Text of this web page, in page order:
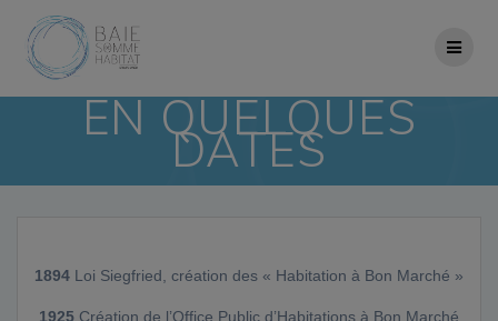
EN QUELQUES
DATES
1894 Loi Siegfried, création des « Habitation à Bon Marché »
1925 Création de l’Office Public d’Habitations à Bon Marché